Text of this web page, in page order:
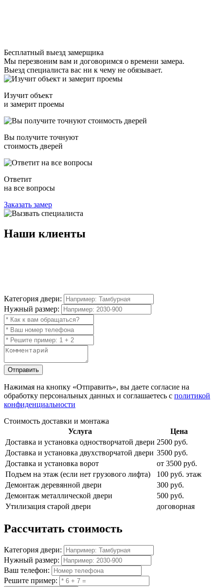
Бесплатный выезд замерщика
Мы перезвоним вам и договоримся о времени замера.
Выезд специалиста вас ни к чему не обязывает.
Изучит объект
и замерит проемы
Вы получите точнуют
стоимость дверей
Ответит
на все вопросы
Заказать замер
Наши клиенты
Категория двери:
Нужный размер:
Отправить
Нажимая на кнопку «Отправить», вы даете согласие на
обработку персональных данных и соглашаетесь с политикой
конфиденциальности
Стоимость доставки и монтажа
Услуга
Цена
Доставка и установка одностворчатой двери 2500 руб.
Доставка и установка двухстворчатой двери 3500 руб.
Доставка и установка ворот
от 3500 руб.
Подъем на этаж (если нет грузового лифта)
100 руб. этаж
Демонтаж деревянной двери
300 руб.
Демонтаж металлической двери
500 руб.
Утилизация старой двери
договорная
Рассчитать стоимость
Категория двери:
Нужный размер:
Ваш телефон:
Решите пример: